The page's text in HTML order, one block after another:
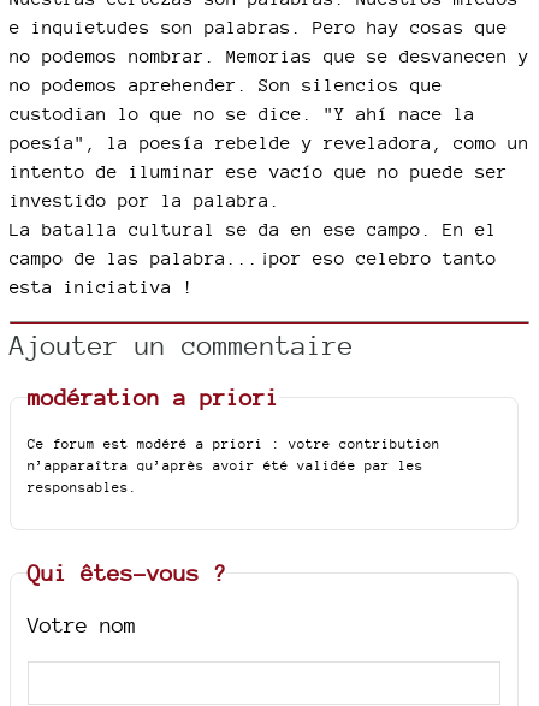
e inquietudes son palabras. Pero hay cosas que
no podemos nombrar. Memorias que se desvanecen y
no podemos aprehender. Son silencios que
custodian lo que no se dice. "Y ahí nace la
poesía", la poesía rebelde y reveladora, como un
intento de iluminar ese vacío que no puede ser
investido por la palabra.
La batalla cultural se da en ese campo. En el
campo de las palabra...¡por eso celebro tanto
esta iniciativa !
Ajouter un commentaire
modération a priori
Ce forum est modéré a priori : votre contribution
n’apparaîtra qu’après avoir été validée par les
responsables.
Qui êtes-vous ?
Votre nom